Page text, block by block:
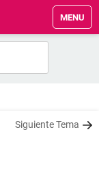
MENU
Siguiente Tema